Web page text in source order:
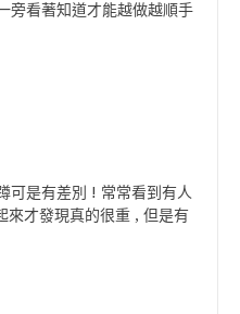
旁看著知道才能越做越順手
可是有差別 ! 常常看到有人
來才發現真的很重 , 但是有